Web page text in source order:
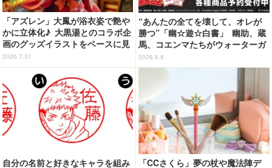
「アズレン」大鳳が浴衣姿で艶や
かに立体化♪ 大黒湯とのコラボ企
画のグッズイラストをベースに見
応え抜群の仕上がり
2026.7.31
“あんたの全てを壊して、オレが
勝つ”「幽☆遊☆白書」 幽助、蔵
馬、コエンマたちがウォーターガ
ンバトル!? 新作グッズが登場☆
2026.8.8
自分の名前と好きなキャラを組み
「CCさくら」夢の杖や魔法陣デ